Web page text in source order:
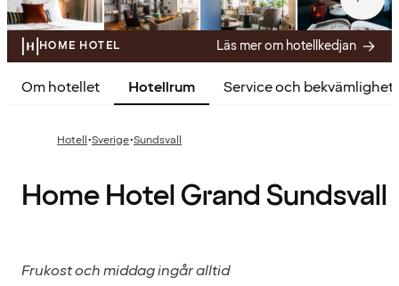
HOME HOTEL Läs mer om hotellkedjan
Om hotellet Hotellrum Service och
Hotell·Sverige·Sundsvall
Home Hotel Grand Sundsvall
Frukost och middag ingår alltid